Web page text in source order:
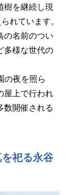
樹を継続し現
れています。
の名前のつい
多様な世代の
の夜を照ら
屋上で行われ
数開催される
祀る永谷